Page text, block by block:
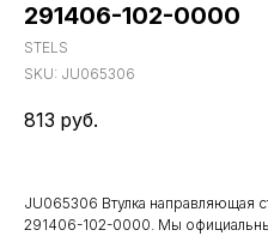
291406-102-0000
STELS
SKU: JU065306
813 руб.
JU065306 Втулка направляющая
291406-102-0000. Мы